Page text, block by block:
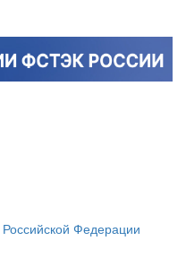
Федерации